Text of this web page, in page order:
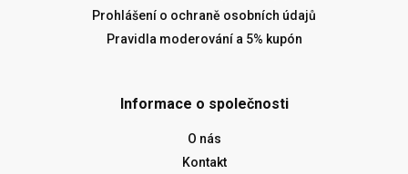
Prohlášení o ochraně osobních údajů
Pravidla moderování a 5% kupón
Informace o společnosti
O nás
Kontakt